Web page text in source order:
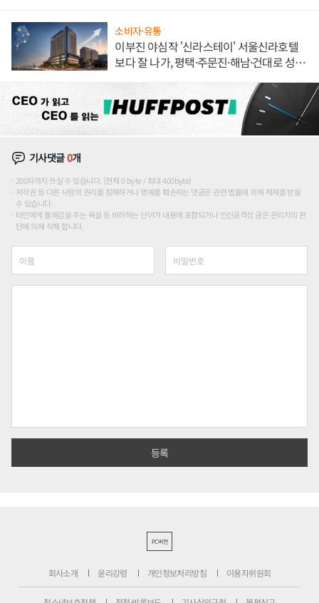
소비자·유통
이부진 야심작 '신라스테이' 서울신라호텔
보다 잘 나가, 평택·주문진·해남·건대로 성
기사댓글0개
200자까지 쓰실 수 있습니다. (현재 0 byte / 최대 400byte)
저작권 등 다른 사람의 권리를 침해하거나 명예를 훼손하는 댓글은 관련 법률에 의해 제재를 받을
수 있습니다.
타인에게 불쾌감을 주는 욕설 등 비하하는 단어가 내용에 포함되거나 인신공격성 글은 관리자의 판
단에 의해 삭제 합니다.
PC버전
회사소개 윤리강령 개인정보처리방침 이용자위원회